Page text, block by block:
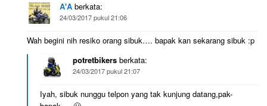
A'A berkata:
24/03/2017 pukul 21:06
Wah begini nih resiko orang sibuk…. bapak kan sekarang sibuk :p
potretbikers berkata:
24/03/2017 pukul 21:07
Iyah, sibuk nunggu telpon yang tak kunjung datang,pak-